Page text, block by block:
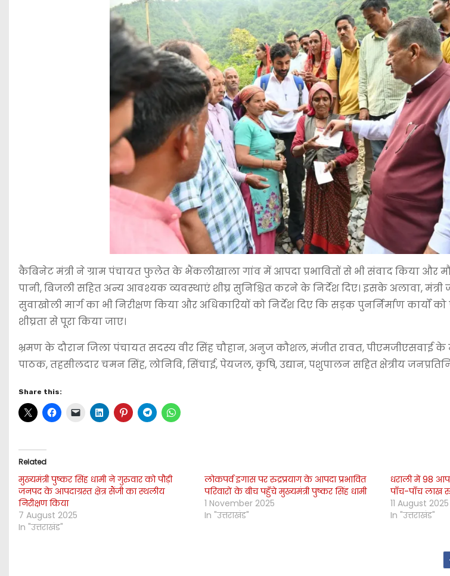
कैबिनेट मंत्री ने ग्राम पंचायत फुलेत के भैंकलीखाला गांव में आपदा प्रभावितों से भी संवाद किया और
पानी, बिजली सहित अन्य आवश्यक व्यवस्थाएं शीघ्र सुनिश्चित करने के निर्देश दिए। इसके अलावा, मंत्री
सुवाखोली मार्ग का भी निरीक्षण किया और अधिकारियों को निर्देश दिए कि सड़क पुनर्निर्माण कार्यों
शीघ्रता से पूरा किया जाए।
भ्रमण के दौरान जिला पंचायत सदस्य वीर सिंह चौहान, अनुज कौशल, मंजीत रावत, पीएमजीएसवाई
पाठक, तहसीलदार चमन सिंह, लोनिवि, सिंचाई, पेयजल, कृषि, उद्यान, पशुपालन सहित क्षेत्रीय
Share this:
Related
मुख्यमंत्री पुष्कर सिंह धामी ने गुरुवार को पौड़ी
जनपद के आपदाग्रस्त क्षेत्र सैंजी का स्थलीय
निरीक्षण किया
7 August 2025
In "उत्तराखंड"
लोकपर्व इगास पर रुद्रप्रयाग के आपदा प्रभावित
परिवारों के बीच पहुँचे मुख्यमंत्री पुष्कर सिंह धामी
1 November 2025
In "उत्तराखंड"
धराली में 98
पाँच-पाँच लाख
11 August 2025
In "उत्तराखंड"